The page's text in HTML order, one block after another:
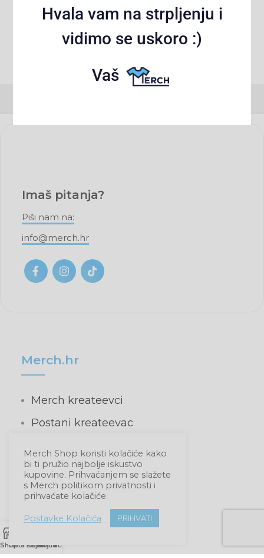
Imaš pitanja?
Piši nam na:
info@merch.hr
Merch.hr
Merch kreateevci
Postani kreateevac
Merch vijesti
Više informacija
Merch Shop koristi kolačiće kako
bi ti pružio najbolje iskustvo
kupovine. Prihvaćanjem se slažete
s Merch politikom privatnosti i
prihvaćate kolačiće.
Postavke Kolačića PRIHVATI
ShopLista željaKošarica
Moj račun
Hvala vam na strpljenju i
vidimo se uskoro :)
Vaš